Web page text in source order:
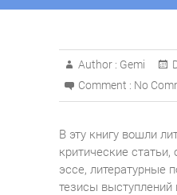
Author : Gemi
Comment : No
В эту книгу вошли
критические статьи,
эссе, литературные
тезисы выступлений